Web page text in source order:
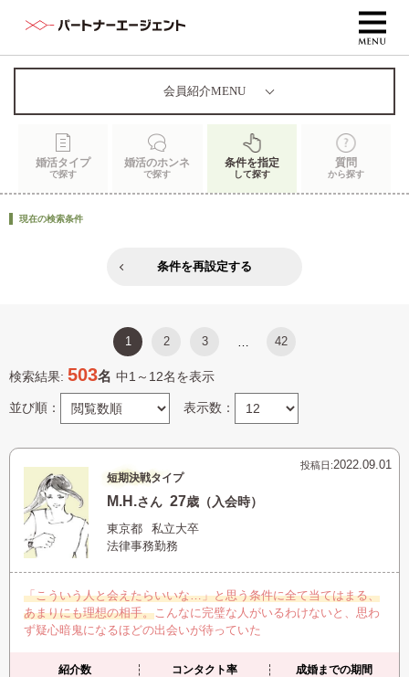
会員紹介MENU
婚活タイプ
で探す
婚活のホンネ
で探す
条件を指定
して探す
質問
から探す
現在の検索条件
条件を再設定する
1 2 3 42
検索結果: 503名 中1～12名を表示
並び順： 表示数：
投稿日:2022.09.01
短期決戦タイプ
M.H.さん 27歳（入会時）
東京都
私立大卒
法律事務勤務
「こういう人と会えたらいいな…」と思う条件に全て当てはまる、
あまりにも理想の相手。 こんなに完璧な人がいるわけないと、思わ
ず疑心暗鬼になるほどの出会いが待っていた
紹介数 コンタクト率 成婚までの期間